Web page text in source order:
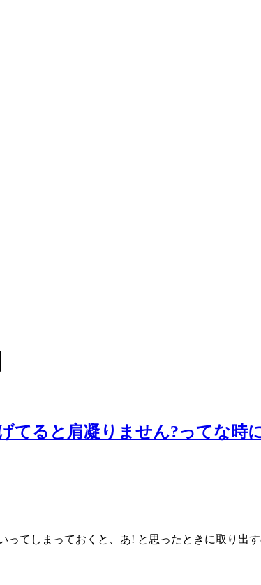
てると肩凝りません?ってな時
てしまっておくと、あ! と思ったときに取り出